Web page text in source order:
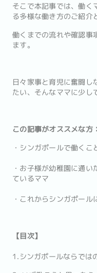
そこで本記事では、働く
る多様な働き方のご紹介
働くまでの流れや確認事
ます。
日々家事と育児に奮闘し
たい、そんなママに少し
この記事がオススメな方：
・シンガポールで働く
・お子様が幼稚園に通
ているママ
・これからシンガポー
【目次】
1.シンガポールならでは